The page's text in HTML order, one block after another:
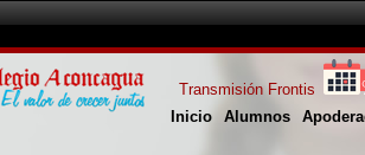
Inicio Alumnos
Transmisión Frontis